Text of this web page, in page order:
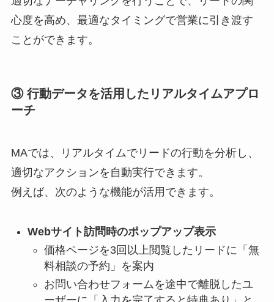
心度を高め、最適なタイミングで営業に引き渡す
ことができます。
③ 行動データを活用したリアルタイムアプロ
ーチ
MAでは、リアルタイムでリードの行動を分析し、
適切なアクションを自動実行できます。
例えば、次のような機能が活用できます。
Webサイト訪問時のポップアップ表示
価格ページを3回以上閲覧したリードに「無
料相談の予約」を案内
お問い合わせフォームを途中で離脱したユ